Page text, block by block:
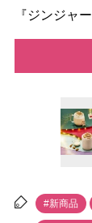
『ジンジャ
#新商品